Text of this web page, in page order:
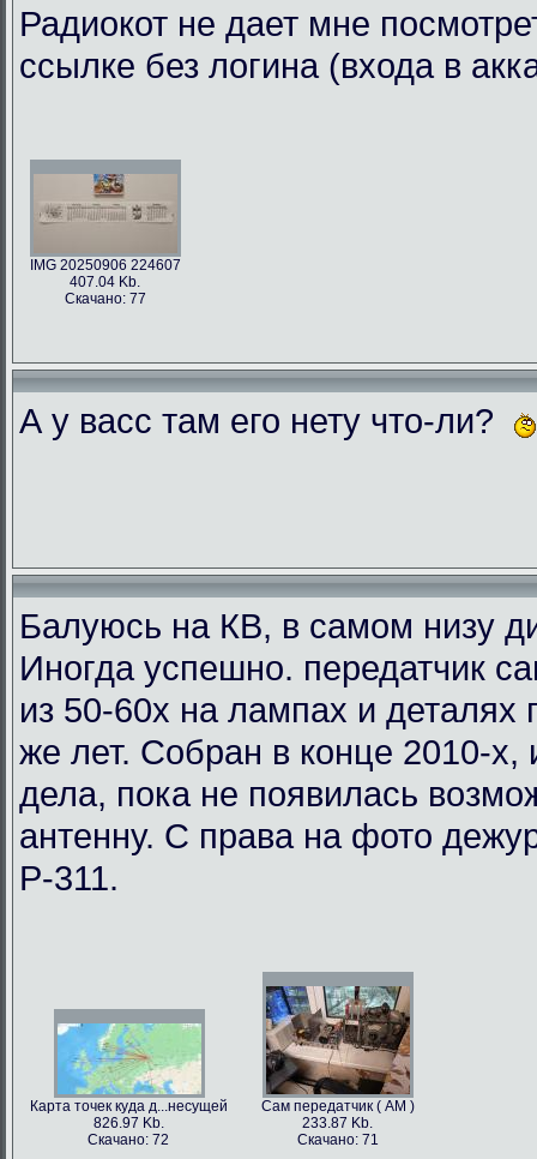
Радиокот не дает мне
ссылке без логина (входа в
IMG 20250906 224607
407.04 Kb.
Скачано: 77
А у васс там его нету что-ли?
Балуюсь на КВ, в самом низу
Иногда успешно. передатчик
из 50-60х на лампах и деталях
же лет. Собран в конце 2010-х,
дела, пока не появилась
антенну. С права на фото
Р-311.
Карта точек куда д...несущей
826.97 Kb.
Скачано: 72
Сам передатчик ( АМ )
233.87 Kb.
Скачано: 71